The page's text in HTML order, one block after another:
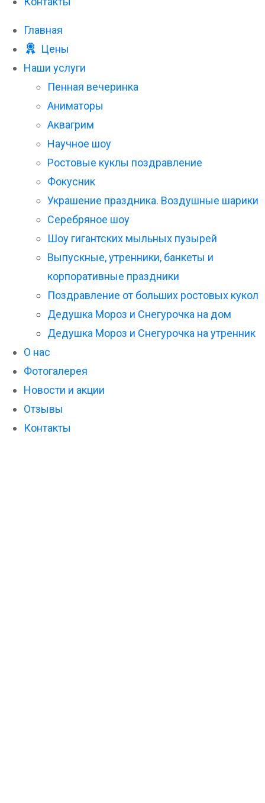
Главная
Цены
Наши услуги
Пенная вечеринка
Аниматоры
Аквагрим
Научное шоу
Ростовые куклы поздравление
Фокусник
Украшение праздника. Воздушные шарики
Серебряное шоу
Шоу гигантских мыльных пузырей
Выпускные, утренники, банкеты и
корпоративные праздники
Поздравление от больших ростовых кукол
Дедушка Мороз и Снегурочка на дом
Дедушка Мороз и Снегурочка на утренник
О нас
Фотогалерея
Новости и акции
Отзывы
Контакты